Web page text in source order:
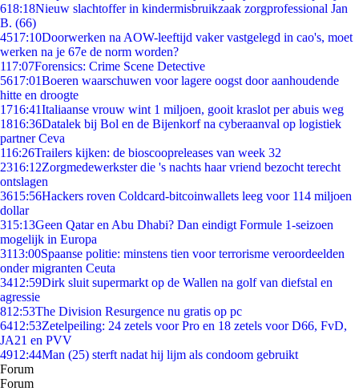
618:18Nieuw slachtoffer in kindermisbruikzaak zorgprofessional Jan
B. (66)
4517:10Doorwerken na AOW-leeftijd vaker vastgelegd in cao's, moet
werken na je 67e de norm worden?
117:07Forensics: Crime Scene Detective
5617:01Boeren waarschuwen voor lagere oogst door aanhoudende
hitte en droogte
1716:41Italiaanse vrouw wint 1 miljoen, gooit kraslot per abuis weg
1816:36Datalek bij Bol en de Bijenkorf na cyberaanval op logistiek
partner Ceva
116:26Trailers kijken: de bioscoopreleases van week 32
2316:12Zorgmedewerkster die 's nachts haar vriend bezocht terecht
ontslagen
3615:56Hackers roven Coldcard-bitcoinwallets leeg voor 114 miljoen
dollar
315:13Geen Qatar en Abu Dhabi? Dan eindigt Formule 1-seizoen
mogelijk in Europa
3113:00Spaanse politie: minstens tien voor terrorisme veroordeelden
onder migranten Ceuta
3412:59Dirk sluit supermarkt op de Wallen na golf van diefstal en
agressie
812:53The Division Resurgence nu gratis op pc
6412:53Zetelpeiling: 24 zetels voor Pro en 18 zetels voor D66, FvD,
JA21 en PVV
4912:44Man (25) sterft nadat hij lijm als condoom gebruikt
Forum
Forum